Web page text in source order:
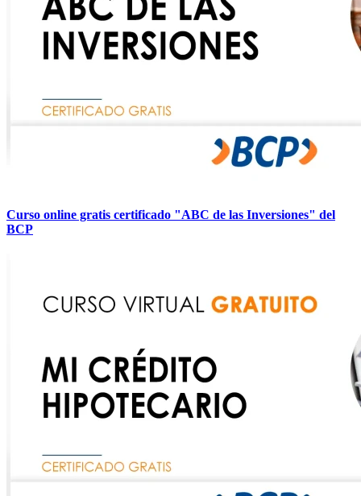
Curso online gratis certificado "ABC de las Inversiones" del
BCP